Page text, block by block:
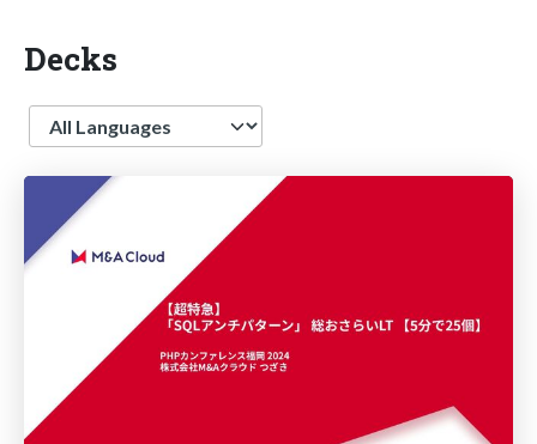
Decks
Language